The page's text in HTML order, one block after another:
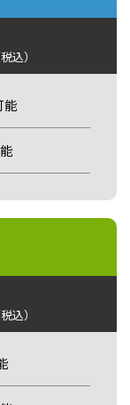
込）
能
込）